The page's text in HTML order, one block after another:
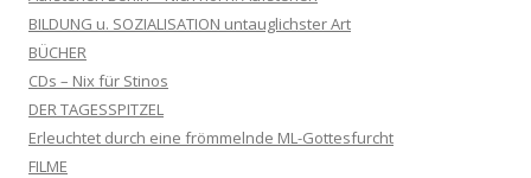
BILDUNG u. SOZIALISATION untauglichster Art
BÜCHER
CDs – Nix für Stinos
DER TAGESSPITZEL
Erleuchtet durch eine frömmelnde ML-Gottesfurcht
FILME